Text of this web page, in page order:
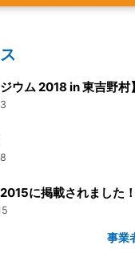
ウム 2018 in 東吉野村】
に掲載されました！
事業